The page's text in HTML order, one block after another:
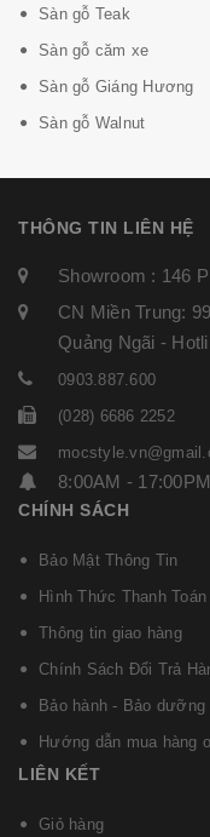
Sàn gỗ Teak
Sàn gỗ căm xe
Sàn gỗ Giáng Hương
Sàn gỗ Walnut
THÔNG TIN LIÊN HỆ
Showroom : 146
CN Miền Trung:
Quảng Ngãi -
0903.887.600
(028) 6686 2252
8:00AM - 17:00PM
CHÍNH SÁCH
Bảo Mật Thông Tin
Hình Thức Thanh Toán
Thông tin giao hàng
Chính Sách Đổi Trả
Bảo hành - Bảo dưỡng
Hướng dẫn mua hàng
LIÊN KẾT
Giỏ hàng